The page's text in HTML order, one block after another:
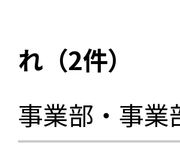
れ（2件）
事業部・事業